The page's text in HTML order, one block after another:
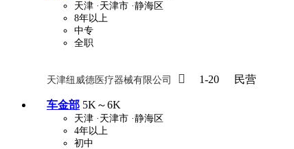
天津 ·天津市 ·静海区
8年以上
中专
全职
天津纽威德医疗器械有限公司  1-20
民营
车金部 5K～6K
天津 ·天津市 ·静海区
4年以上
初中